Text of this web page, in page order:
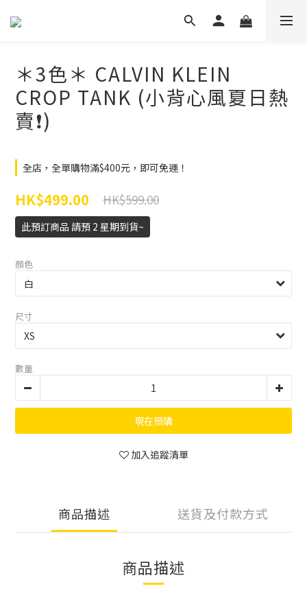
＊3色＊ CALVIN KLEIN
CROP TANK (小背心風夏日熱
賣❗️)
全店，全單購物滿$400元，即可免運！
HK$499.00 HK$599.00
此預訂商品 請預 2 星期到貨~
顏色
尺寸
數量
現在預購
加入追蹤清單
商品描述 送貨及付款方式
商品描述